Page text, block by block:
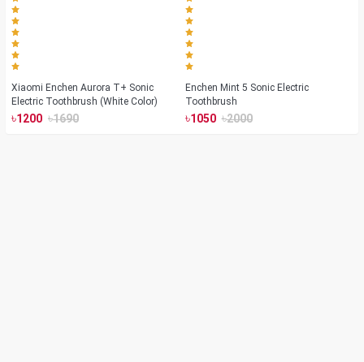
Xiaomi Enchen Aurora T+ Sonic
Electric Toothbrush (White Color)
৳1200 ৳1690
Enchen Mint 5 Sonic Electric
Toothbrush
৳1050 ৳2000